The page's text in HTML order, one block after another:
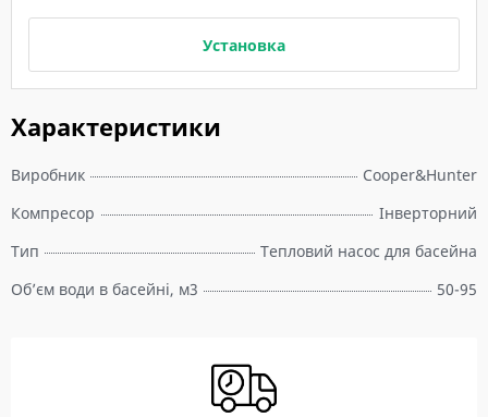
Характеристики
Виробник
Cooper&Hunter
Компресор
Інверторний
Тип
Тепловий насос для басейна
Об’єм води в басейні, м3
50-95
Установка